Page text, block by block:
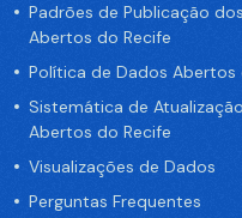
Padrões de Publicação
Abertos do Recife
Política de Dados Abertos
Sistemática de
Abertos do Recife
Visualizações de Dados
Perguntas Frequentes